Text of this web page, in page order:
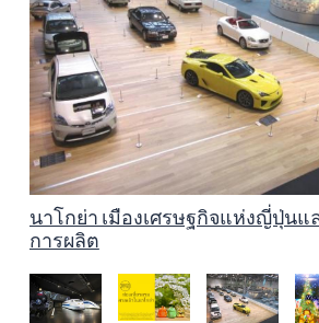
นาโกย่า เมืองเศรษฐกิจแห่งญี่ปุ่นแ
การผลิต
Nagoya Light Displays Special
2026
New Year Fun in Nagoya Special
2024
สถานที่ชมดอกไม้อันโด่งดังในไอจิ
Nagoya Autumn Leaves 2025
นาโกย่าแสนสวย ชวนถ่ายภาพ
สามผู้รวมแผ่นดินเป็นหนึ่ง วีรบุรุษ
บุนะกะ ฮิเดโยชิ และอิเอยาสุ
มรดกทางวัฒนธรรมของนาโกย่า
ดั้งเดิมในการผลิต งานศิลปะและง
นาโกย่า เมืองที่เป็นมิตรกับเด็ก ๆ (
แม่มีความสุขอยู่เสมอ)
ท่องเที่ยวตามศาลเจ้าในนาโกย่า